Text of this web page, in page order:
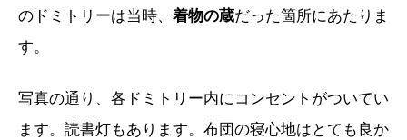
のドミトリーは当時、 着物の蔵だった箇所にあたりま
す。
写真の通り、各ドミトリー内にコンセントがついてい
ます。読書灯もあります。布団の寝心地はとても良か